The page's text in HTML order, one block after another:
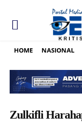
HOME NASIONAL
Zulkifli